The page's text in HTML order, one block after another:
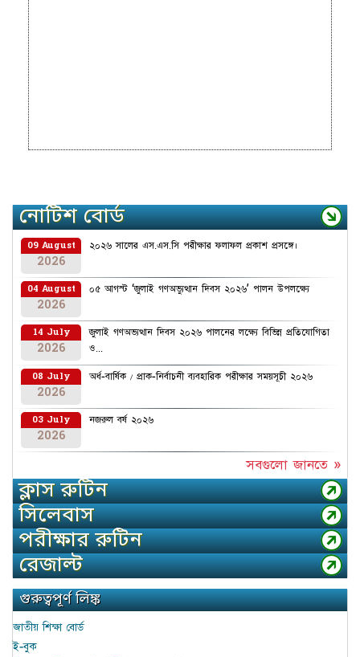
নোটিশ বোর্ড
09 August
2026
২০২৬ সালের এস.এস.সি পরীক্ষার ফলাফল প্রকাশ প্রসঙ্গে।
04 August
2026
০৫ আগস্ট ‘জুলাই গণঅভ্যুত্থান দিবস ২০২৬’ পালন উপলক্ষ্যে
14 July
2026
জুলাই গণঅভ্যত্থান দিবস ২০২৬ পালনের লক্ষ্যে বিভিন্ন প্রতিযোগিতা
ও...
08 July
2026
অর্ধ-বার্ষিক / প্রাক-নির্বাচনী ব্যবহারিক পরীক্ষার সময়সূচী ২০২৬
03 July
2026
নজরুল বর্ষ ২০২৬
সবগুলো জানতে »
ক্লাস রুটিন
সিলেবাস
পরীক্ষার রুটিন
রেজাল্ট
গুরুত্বপূর্ণ লিঙ্ক
জাতীয় শিক্ষা বোর্ড
ই-বুক